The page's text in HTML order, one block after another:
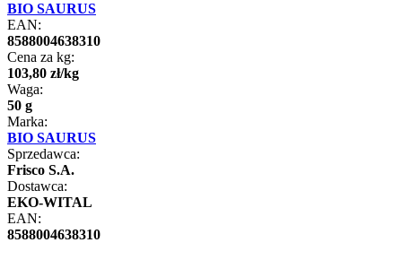
BIO SAURUS
EAN:
8588004638310
Cena za kg:
103,80 zł/kg
Waga:
50 g
Marka:
BIO SAURUS
Sprzedawca:
Frisco S.A.
Dostawca:
EKO-WITAL
EAN:
8588004638310